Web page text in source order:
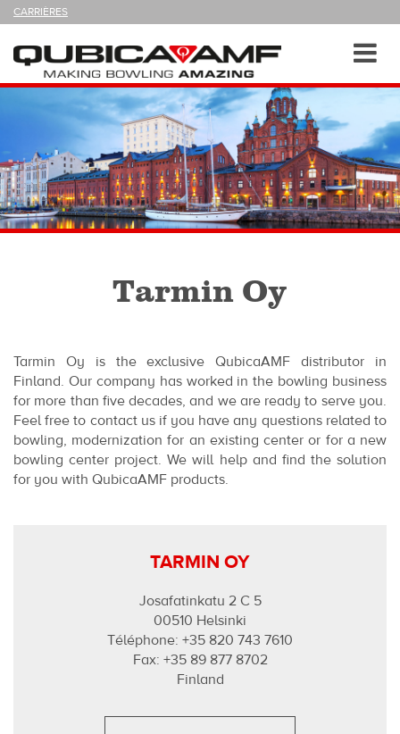
CARRIÈRES
NOUS
Navigation
Tarmin Oy
Tarmin Oy is the exclusive QubicaAMF distributor in
Finland. Our company has worked in the bowling business
for more than five decades, and we are ready to serve you.
Feel free to contact us if you have any questions related to
bowling, modernization for an existing center or for a new
bowling center project. We will help and find the solution
for you with QubicaAMF products.
TARMIN OY
Josafatinkatu 2 C 5
00510 Helsinki
Téléphone: +35 820 743 7610
Fax: +35 89 877 8702
Finland